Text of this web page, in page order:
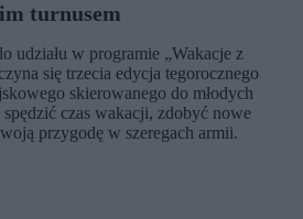
turnusem
udziału w programie „Wakacje z
się trzecia edycja tegorocznego
skierowanego do młodych
czas wakacji, zdobyć nowe
przygodę w szeregach armii.